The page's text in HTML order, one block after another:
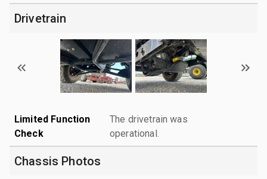
Drivetrain
Limited Function
Check
The drivetrain was
operational.
Chassis Photos